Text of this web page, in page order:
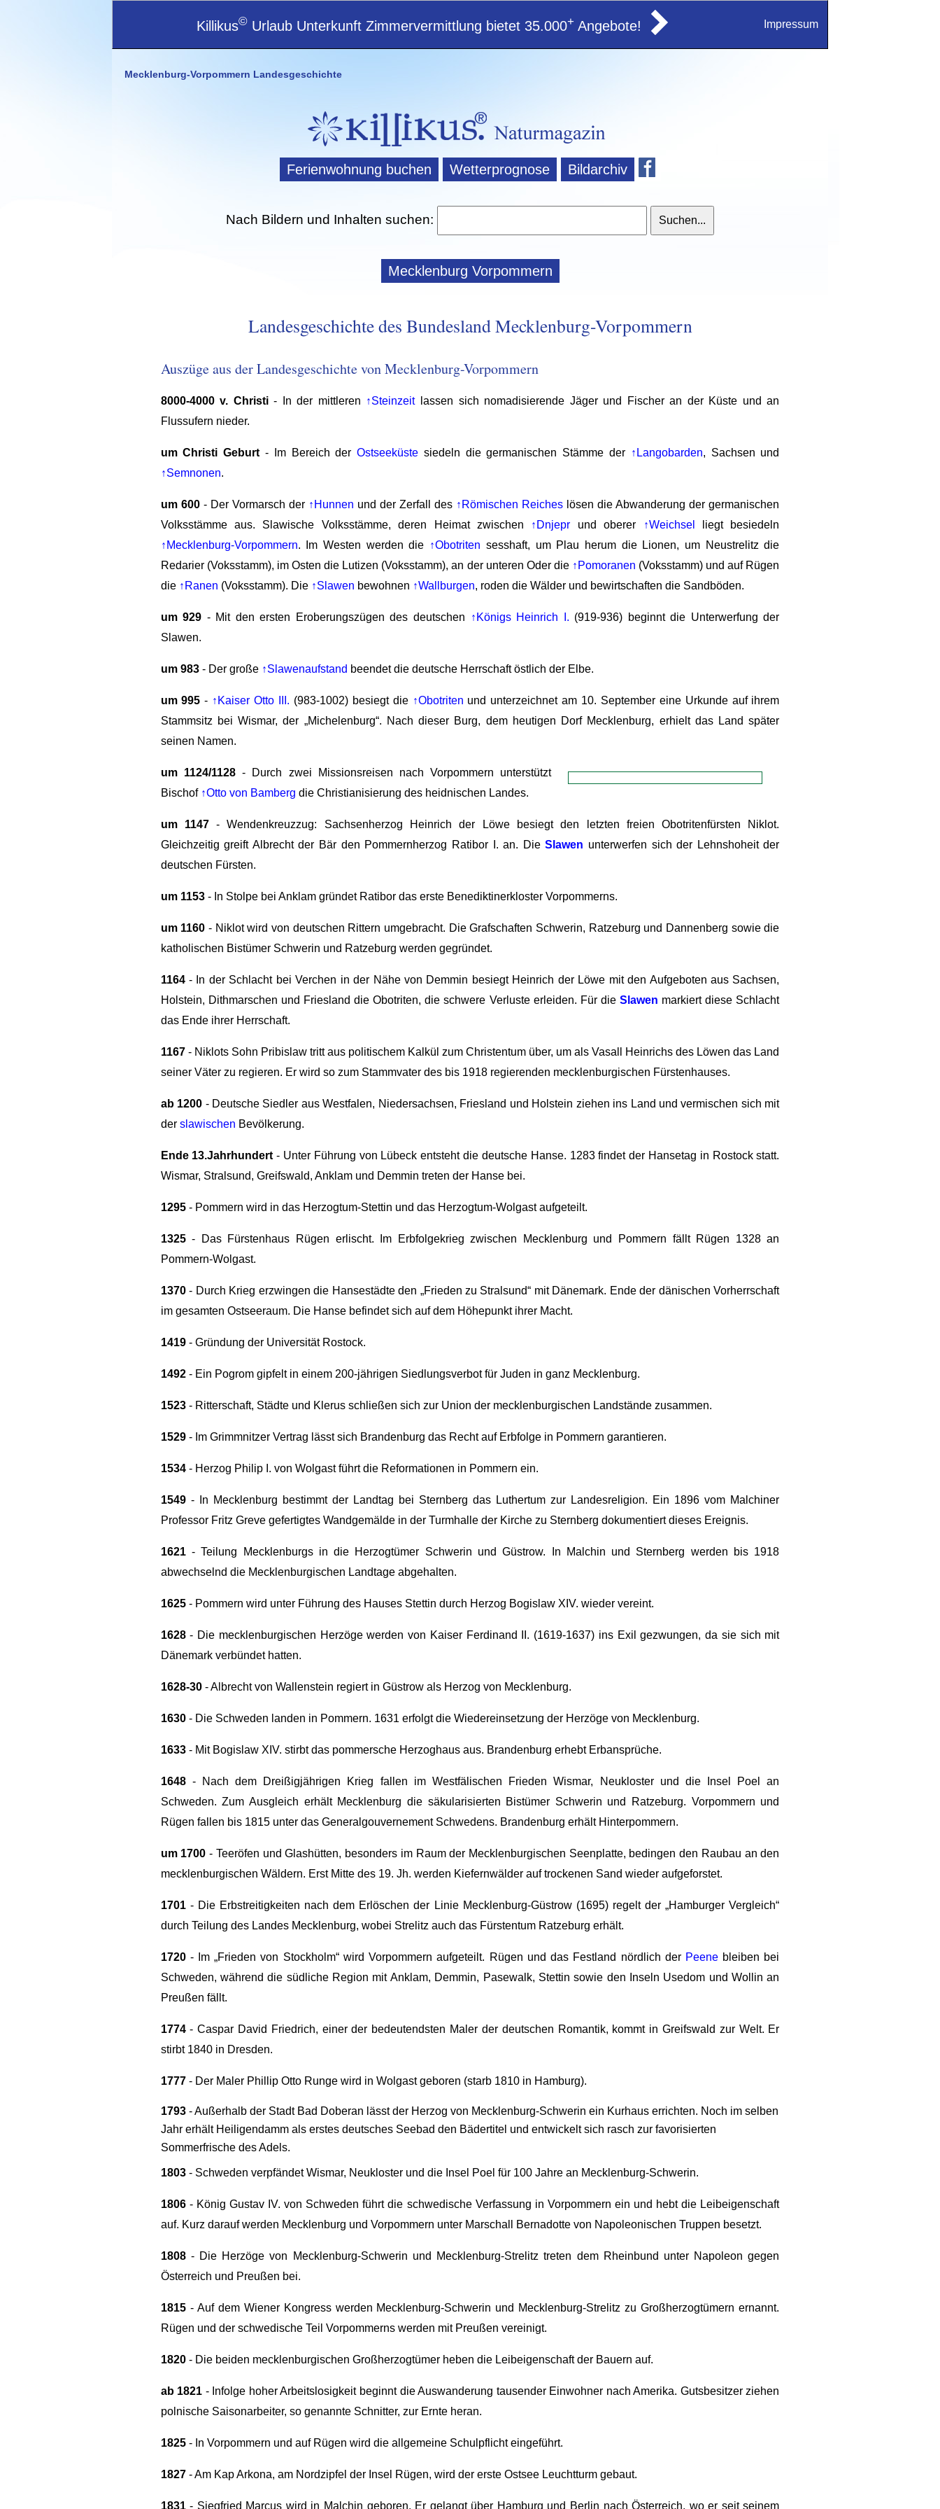
Killikus© Urlaub Unterkunft Zimmervermittlung bietet 35.000+ Angebote! Impressum
Mecklenburg-Vorpommern Landesgeschichte
Ferienwohnung buchen Wetterprognose Bildarchiv
Nach Bildern und Inhalten suchen:
Mecklenburg Vorpommern
Landesgeschichte des Bundesland Mecklenburg-Vorpommern
Auszüge aus der Landesgeschichte von Mecklenburg-Vorpommern
8000-4000 v. Christi- In der mittleren ↑Steinzeitlassen sich nomadisierende Jäger und Fischer an der Küste und an
Flussufern nieder.
um Christi Geburt - Im Bereich derOstseeküste siedeln die germanischen Stämme der ↑Langobarden, Sachsen und
↑Semnonen.
um 600- Der Vormarsch der ↑Hunnen und der Zerfall des ↑Römischen Reiches lösen die Abwanderung der germanischen
Volksstämme aus. Slawische Volksstämme, deren Heimat zwischen ↑Dnjepr und oberer ↑Weichsel
liegt besiedeln
↑Mecklenburg-Vorpommern. Im Westen werden die ↑Obotriten sesshaft, um Plau herum die Lionen, um Neustrelitz die
Redarier (Voksstamm), im Osten die Lutizen (Voksstamm), an der unteren Oder die ↑Pomoranen (Voksstamm) und auf Rügen
die ↑Ranen (Voksstamm). Die ↑Slawen bewohnen ↑Wallburgen, roden die Wälder und bewirtschaften die Sandböden.
um 929 - Mit den ersten Eroberungszügen des deutschen ↑Königs Heinrich I. (919-936) beginnt die Unterwerfung der
Slawen.
um 983- Der große ↑Slawenaufstand beendet die deutsche Herrschaft östlich der Elbe.
um 995 - ↑Kaiser Otto III. (983-1002) besiegt die ↑Obotriten und unterzeichnet am 10. September eine Urkunde auf ihrem
Stammsitz bei Wismar, der „Michelenburg“. Nach dieser Burg, dem heutigen Dorf Mecklenburg, erhielt das Land später
seinen Namen.
um 1124/1128- Durch zwei Missionsreisen nach Vorpommern unterstützt
Bischof ↑Otto von Bamberg die Christianisierung des heidnischen Landes.
um 1147- Wendenkreuzzug: Sachsenherzog Heinrich der Löwe besiegt den letzten freien Obotritenfürsten Niklot.
Gleichzeitig greift Albrecht der Bär den Pommernherzog Ratibor I. an. DieSlawen unterwerfen sich der Lehnshoheit der
deutschen Fürsten.
um 1153- In Stolpe bei Anklam gründet Ratibor das erste Benediktinerkloster Vorpommerns.
um 1160 - Niklot wird von deutschen Rittern umgebracht. Die Grafschaften Schwerin, Ratzeburg und Dannenberg sowie die
katholischen Bistümer Schwerin und Ratzeburg werden gegründet.
1164- In der Schlacht bei Verchen in der Nähe von Demmin besiegt Heinrich der Löwe mit den Aufgeboten aus Sachsen,
Holstein, Dithmarschen und Friesland die Obotriten, die schwere Verluste erleiden. Für dieSlawen markiert diese Schlacht
das Ende ihrer Herrschaft.
1167- Niklots Sohn Pribislaw tritt aus politischem Kalkül zum Christentum über, um als Vasall Heinrichs des Löwen das Land
seiner Väter zu regieren. Er wird so zum Stammvater des bis 1918 regierenden mecklenburgischen Fürstenhauses.
ab 1200 - Deutsche Siedler aus Westfalen, Niedersachsen, Friesland und Holstein ziehen ins Land und vermischen sich mit
der slawischen Bevölkerung.
Ende 13.Jahrhundert - Unter Führung von Lübeck entsteht die deutsche Hanse. 1283 findet der Hansetag in Rostock statt.
Wismar, Stralsund, Greifswald, Anklam und Demmin treten der Hanse bei.
1295- Pommern wird in das Herzogtum-Stettin und das Herzogtum-Wolgast aufgeteilt.
1325- Das Fürstenhaus Rügen erlischt. Im Erbfolgekrieg zwischen Mecklenburg und Pommern fällt Rügen 1328 an
Pommern-Wolgast.
1370- Durch Krieg erzwingen die Hansestädte den „Frieden zu Stralsund“ mit Dänemark. Ende der dänischen Vorherrschaft
im gesamten Ostseeraum. Die Hanse befindet sich auf dem Höhepunkt ihrer Macht.
1419- Gründung der Universität Rostock.
1492- Ein Pogrom gipfelt in einem 200-jährigen Siedlungsverbot für Juden in ganz Mecklenburg.
1523- Ritterschaft, Städte und Klerus schließen sich zur Union der mecklenburgischen Landstände zusammen.
1529- Im Grimmnitzer Vertrag lässt sich Brandenburg das Recht auf Erbfolge in Pommern garantieren.
1534- Herzog Philip I. von Wolgast führt die Reformationen in Pommern ein.
1549- In Mecklenburg bestimmt der Landtag bei Sternberg das Luthertum zur Landesreligion. Ein 1896 vom Malchiner
Professor Fritz Greve gefertigtes Wandgemälde in der Turmhalle der Kirche zu Sternberg dokumentiert dieses Ereignis.
1621- Teilung Mecklenburgs in die Herzogtümer Schwerin und Güstrow. In Malchin und Sternberg werden bis 1918
abwechselnd die Mecklenburgischen Landtage abgehalten.
1625- Pommern wird unter Führung des Hauses Stettin durch Herzog Bogislaw XIV. wieder vereint.
1628- Die mecklenburgischen Herzöge werden von Kaiser Ferdinand II. (1619-1637) ins Exil gezwungen, da sie sich mit
Dänemark verbündet hatten.
1628-30- Albrecht von Wallenstein regiert in Güstrow als Herzog von Mecklenburg.
1630- Die Schweden landen in Pommern. 1631 erfolgt die Wiedereinsetzung der Herzöge von Mecklenburg.
1633- Mit Bogislaw XIV. stirbt das pommersche Herzoghaus aus. Brandenburg erhebt Erbansprüche.
1648- Nach dem Dreißigjährigen Krieg fallen im Westfälischen Frieden Wismar, Neukloster und die Insel Poel an
Schweden. Zum Ausgleich erhält Mecklenburg die säkularisierten Bistümer Schwerin und Ratzeburg. Vorpommern und
Rügen fallen bis 1815 unter das Generalgouvernement Schwedens. Brandenburg erhält Hinterpommern.
um 1700 - Teeröfen und Glashütten, besonders im Raum der Mecklenburgischen Seenplatte, bedingen den Raubau an den
mecklenburgischen Wäldern. Erst Mitte des 19. Jh. werden Kiefernwälder auf trockenen Sand wieder aufgeforstet.
1701- Die Erbstreitigkeiten nach dem Erlöschen der Linie Mecklenburg-Güstrow (1695) regelt der „Hamburger Vergleich“
durch Teilung des Landes Mecklenburg, wobei Strelitz auch das Fürstentum Ratzeburg erhält.
1720- Im „Frieden von Stockholm“ wird Vorpommern aufgeteilt. Rügen und das Festland nördlich der Peenebleiben bei
Schweden, während die südliche Region mit Anklam, Demmin, Pasewalk, Stettin sowie den Inseln Usedom und Wollin an
Preußen fällt.
1774- Caspar David Friedrich, einer der bedeutendsten Maler der deutschen Romantik, kommt in Greifswald zur Welt. Er
stirbt 1840 in Dresden.
1777- Der Maler Phillip Otto Runge wird in Wolgast geboren (starb 1810 in Hamburg).
1793- Außerhalb der Stadt Bad Doberan lässt der Herzog von Mecklenburg-Schwerin ein Kurhaus errichten. Noch im selben
Jahr erhält Heiligendamm als erstes deutsches Seebad den Bädertitel und entwickelt sich rasch zur favorisierten
Sommerfrische des Adels.
1803- Schweden verpfändet Wismar, Neukloster und die Insel Poel für 100 Jahre an Mecklenburg-Schwerin.
1806- König Gustav IV. von Schweden führt die schwedische Verfassung in Vorpommern ein und hebt die Leibeigenschaft
auf. Kurz darauf werden Mecklenburg und Vorpommern unter Marschall Bernadotte von Napoleonischen Truppen besetzt.
1808- Die Herzöge von Mecklenburg-Schwerin und Mecklenburg-Strelitz treten dem Rheinbund unter Napoleon gegen
Österreich und Preußen bei.
1815- Auf dem Wiener Kongress werden Mecklenburg-Schwerin und Mecklenburg-Strelitz zu Großherzogtümern ernannt.
Rügen und der schwedische Teil Vorpommerns werden mit Preußen vereinigt.
1820- Die beiden mecklenburgischen Großherzogtümer heben die Leibeigenschaft der Bauern auf.
ab 1821 - Infolge hoher Arbeitslosigkeit beginnt die Auswanderung tausender Einwohner nach Amerika. Gutsbesitzer ziehen
polnische Saisonarbeiter, so genannte Schnitter, zur Ernte heran.
1825- In Vorpommern und auf Rügen wird die allgemeine Schulpflicht eingeführt.
1827- Am Kap Arkona, am Nordzipfel der Insel Rügen, wird der erste Ostsee Leuchtturm gebaut.
1831- Siegfried Marcus wird in Malchin geboren. Er gelangt über Hamburg und Berlin nach Österreich, wo er seit seinem